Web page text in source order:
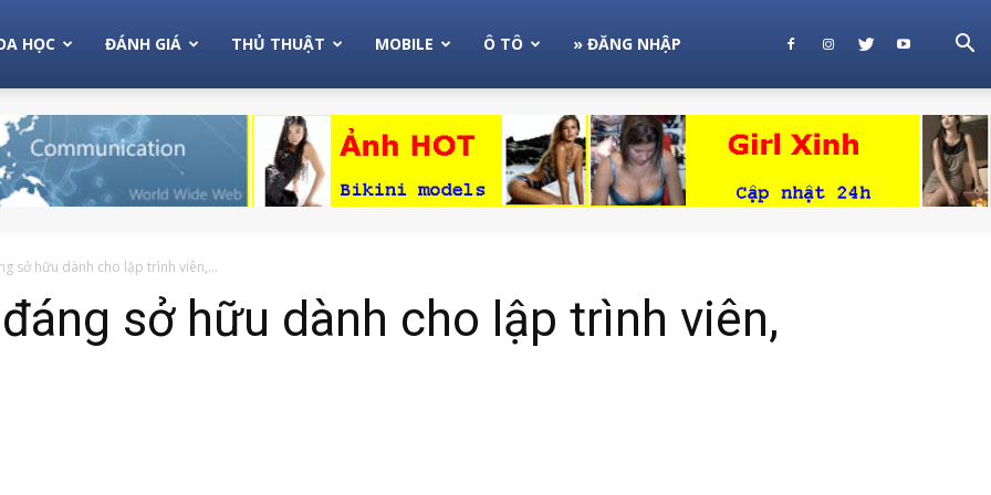
HỌC ĐÁNH GIÁ THỦ THUẬT MOBILE Ô TÔ » ĐĂNG NHẬP
sở hữu dành cho lập trình viên,...
sở hữu dành cho lập trình viên,